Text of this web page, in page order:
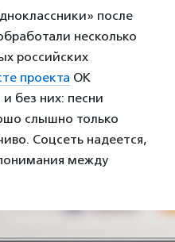
после
несколько
российских
проекта ОК
без них: песни
слышно только
Соцсеть надеется,
между